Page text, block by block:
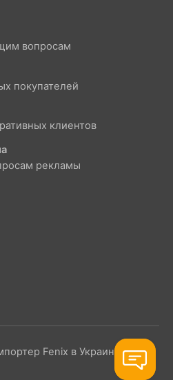
вопросам
покупателей
клиентов
рекламы
Fenix в Украине